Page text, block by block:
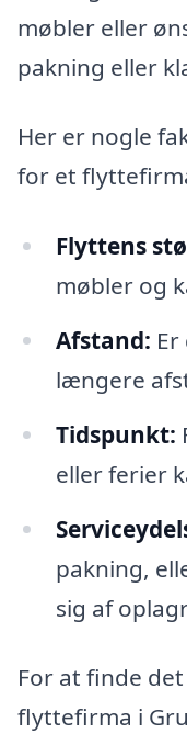
møbler eller
pakning eller
Her er nogle
for et
Flyttens
møbler og
Afstand:
længere
Tidspunkt:
eller ferier
pakning,
sig af
For at finde
flyttefirma i